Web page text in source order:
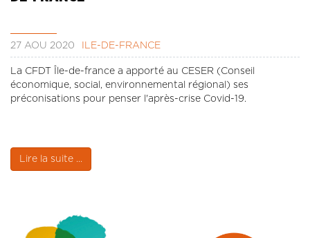
27 AOÛ 2020 ÎLE-DE-FRANCE
La CFDT Île-de-france a apporté au CESER (Conseil
économique, social, environnemental régional) ses
préconisations pour penser l'après-crise Covid-19.
Lire la suite ...